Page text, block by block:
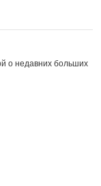
о недавних больших